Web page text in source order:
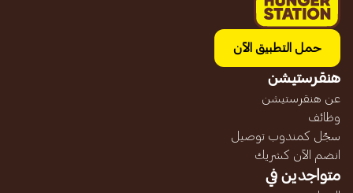
حمل التطبيق الآن
هنقرستيشن
عن هنقرستيشن
وظائف
سجّل كمندوب توصيل
انضم الآن كشريك
متواجدين في